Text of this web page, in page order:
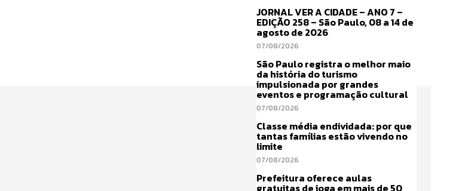
JORNAL VER A CIDADE – ANO 7 –
EDIÇÃO 258 – São Paulo, 08 a 14 de
agosto de 2026
07/08/2026
São Paulo registra o melhor maio
da história do turismo
impulsionada por grandes
eventos e programação cultural
07/08/2026
Classe média endividada: por que
tantas famílias estão vivendo no
limite
07/08/2026
Prefeitura oferece aulas
gratuitas de ioga em mais de 50